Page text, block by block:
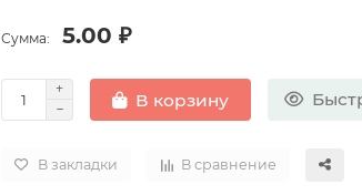
Сумма: 5.00 ₽
В корзину
В закладки В сравнение